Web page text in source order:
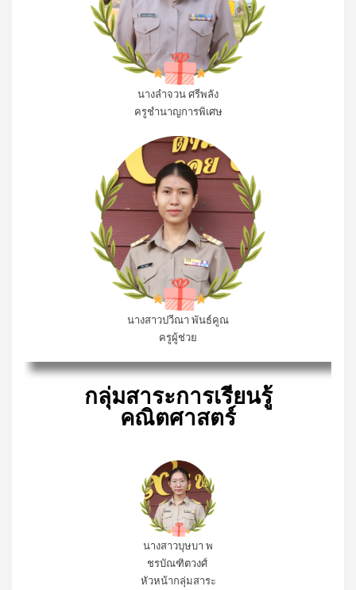
นางลำจวน ศรีพลัง
ครูชำนาญการพิเศษ
นางสาวปวีณา พันธ์คูณ
ครูผู้ช่วย
กลุ่มสาระการเรียนรู้
คณิตศาสตร์
นางสาวบุษบา พ
ชรบัณฑิตวงศ์
หัวหน้ากลุ่มสาระ